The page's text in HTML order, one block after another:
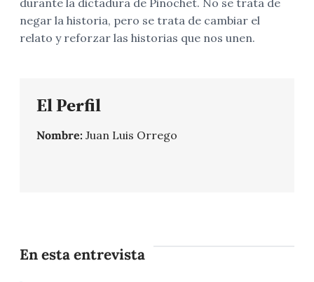
negar la historia, pero se trata de cambiar el
relato y reforzar las historias que nos unen.
El Perfil
Nombre: Juan Luis Orrego
En esta entrevista